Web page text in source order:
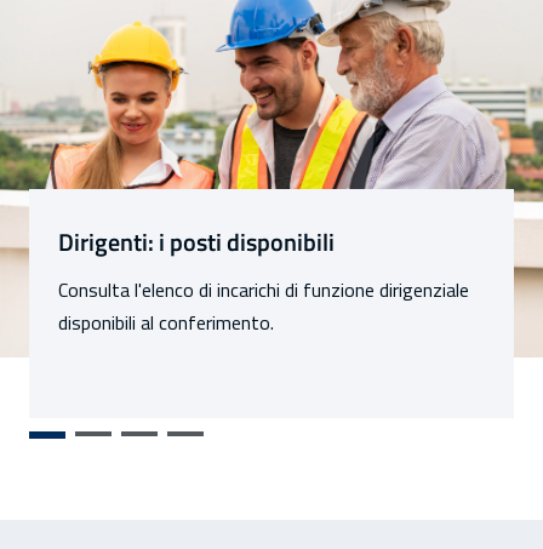
Sezioni
Dirigenti: i posti disponibili
Consulta l'elenco di incarichi di funzione dirigenziale
disponibili al conferimento.